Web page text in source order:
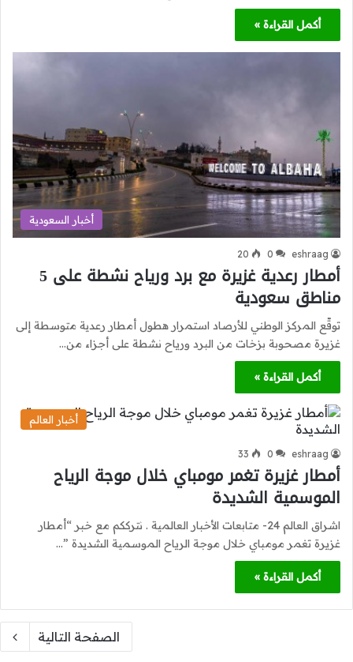
أكمل القراءة »
أخبار السعودية
eshraag
0
20
أمطار رعدية غزيرة مع برد ورياح نشطة على 5
مناطق سعودية
توقّع المركز الوطني للأرصاد استمرار هطول أمطار رعدية متوسطة إلى
غزيرة مصحوبة بزخات من البرد ورياح نشطة على أجزاء من…
أكمل القراءة »
أخبار العالم
eshraag
0
33
أمطار غزيرة تغمر مومباي خلال موجة الرياح
الموسمية الشديدة
اشراق العالم 24- متابعات الأخبار العالمية . نترككم مع خبر “أمطار
غزيرة تغمر مومباي خلال موجة الرياح الموسمية الشديدة ”…
أكمل القراءة »
الصفحة التالية